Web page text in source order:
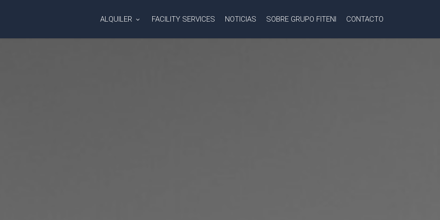
ALQUILER FACILITY SERVICES NOTICIAS SOBRE GRUPO FITENI CONTACTO